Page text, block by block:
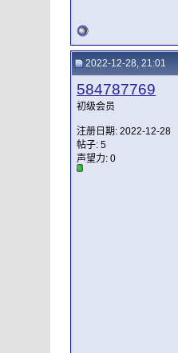
2022-12-28, 21:01
584787769
初级会员
注册日期: 2022-12-28
帖子: 5
声望力: 0